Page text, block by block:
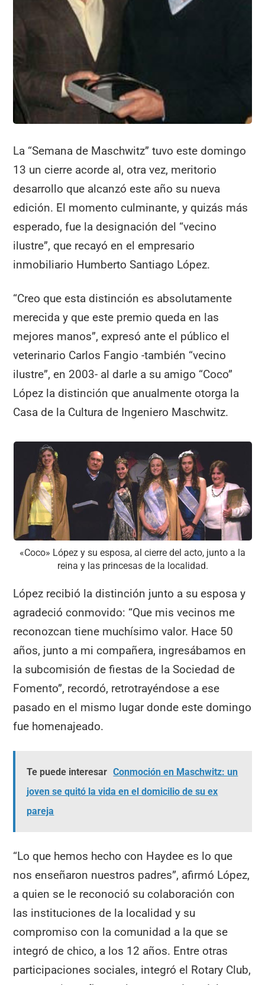
La “Semana de Maschwitz” tuvo este domingo
13 un cierre acorde al, otra vez, meritorio
desarrollo que alcanzó este año su nueva
edición. El momento culminante, y quizás más
esperado, fue la designación del “vecino
ilustre”, que recayó en el empresario
inmobiliario Humberto Santiago López.
“Creo que esta distinción es absolutamente
merecida y que este premio queda en las
mejores manos”, expresó ante el público el
veterinario Carlos Fangio -también “vecino
ilustre”, en 2003- al darle a su amigo “Coco”
López la distinción que anualmente otorga la
Casa de la Cultura de Ingeniero Maschwitz.
«Coco» López y su esposa, al cierre del acto, junto a la
reina y las princesas de la localidad.
López recibió la distinción junto a su esposa y
agradeció conmovido: “Que mis vecinos me
reconozcan tiene muchísimo valor. Hace 50
años, junto a mi compañera, ingresábamos en
la subcomisión de fiestas de la Sociedad de
Fomento”, recordó, retrotrayéndose a ese
pasado en el mismo lugar donde este domingo
fue homenajeado.
Te puede interesar Conmoción en Maschwitz: un
joven se quitó la vida en el domicilio de su ex
pareja
“Lo que hemos hecho con Haydee es lo que
nos enseñaron nuestros padres”, afirmó López,
a quien se le reconoció su colaboración con
las instituciones de la localidad y su
compromiso con la comunidad a la que se
integró de chico, a los 12 años. Entre otras
participaciones sociales, integró el Rotary Club,